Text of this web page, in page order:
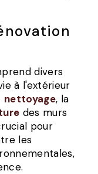
divers
à l'extérieur
nettoyage, la
des murs
pour
les